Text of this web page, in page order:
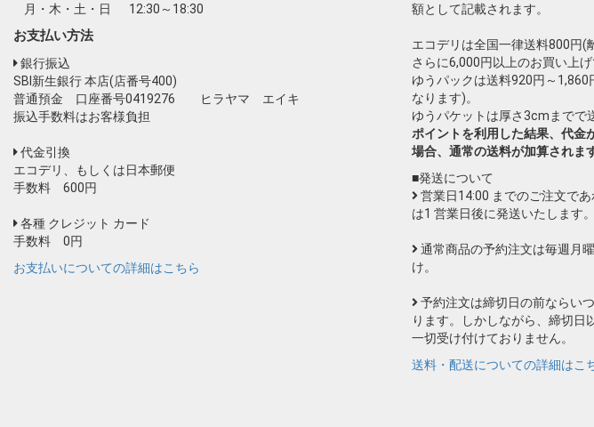
月・木・土・日
12:30～18:30
お支払い方法
銀行振込
SBI新生銀行 本店(店番号400)
普通預金 口座番号0419276 ヒラヤマ エイキ
振込手数料はお客様負担
代金引換
エコデリ、もしくは日本郵便
手数料 600円
各種 クレジット カード
手数料 0円
お支払いについての詳細はこちら
額として記載されます。
エコデリは全国一律送料800円(
さらに6,000円以上のお買い上
ゆうパックは送料920円～
なります)。
ゆうパケットは厚さ3cmまでで
ポイントを利用した結果、代金
場合、通常の送料が加算されま
■発送について
営業日14:00 までのご注文で
は1 営業日後に発送いたします。
通常商品の予約注文は毎週月
け。
予約注文は締切日の前ならい
ります。しかしながら、締切日
一切受け付けておりません。
送料・配送についての詳細はこ